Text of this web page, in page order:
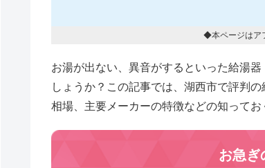
◆本ページはア
お湯が出ない、異音がするといった給湯
しょうか？この記事では、湖西市で評判
相場、主要メーカーの特徴などの知ってお
お急ぎ